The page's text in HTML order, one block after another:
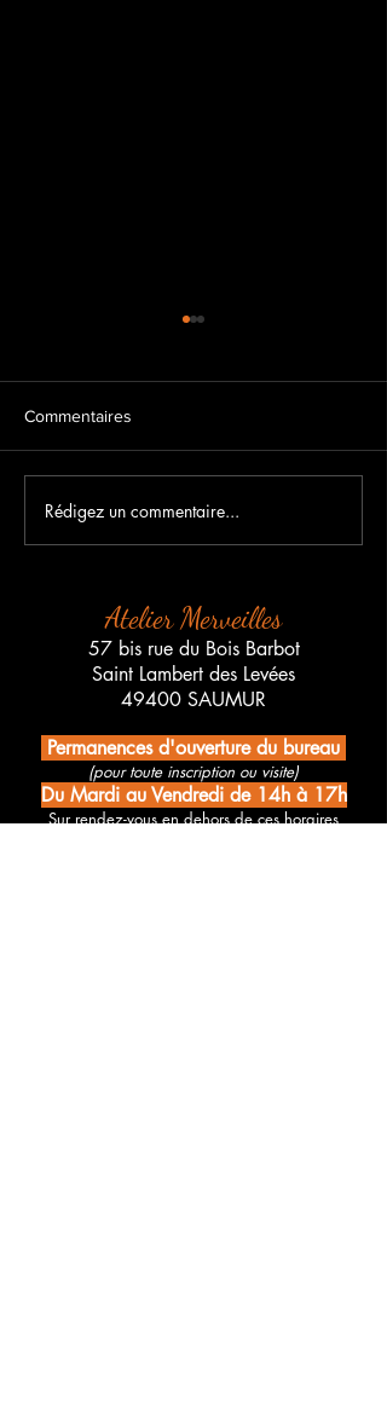
Salon Maison et Déco de
Commentaires
Rédigez un commentaire...
Atelier Merveilles
57 bis rue du Bois Barbot
Saint Lambert des Levées
49400 SAUMUR
Permanences d'ouverture du bureau
(pour toute inscription ou visite)
Du Mardi au Vendredi de 14h à 17h
Sur rendez-vous en dehors de ces horaires